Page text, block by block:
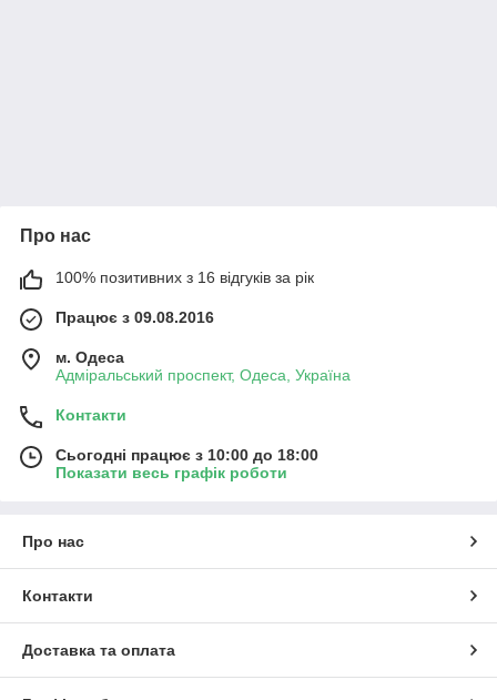
Про нас
100% позитивних з 16 відгуків за рік
Працює з 09.08.2016
м. Одеса
Адміральський проспект, Одеса, Україна
Контакти
Сьогодні працює з 10:00 до 18:00
Показати весь графік роботи
Про нас
Контакти
Доставка та оплата